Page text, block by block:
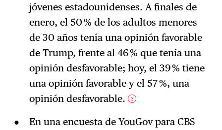
jóvenes estadounidenses. A finales de
enero, el 50 % de los adultos menores
de 30 años tenía una opinión favorable
de Trump, frente al 46 % que tenía una
opinión desfavorable; hoy, el 39 % tiene
una opinión favorable y el 57 %, una
opinión desfavorable.
2
En una encuesta de YouGov para CBS